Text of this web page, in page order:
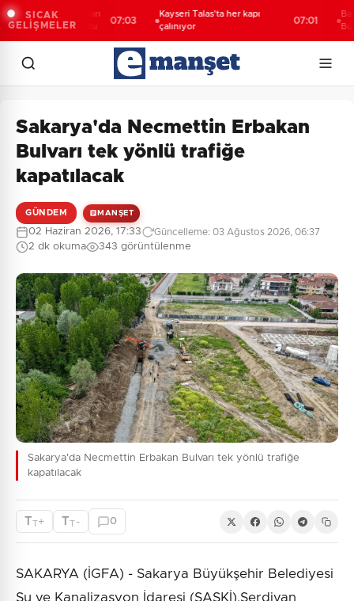
SICAK
GELİŞMELER
takımları
buluştu
Kayseri Talas'ta her kapı
çalınıyor
Başkan
Sakarya'da Necmettin Erbakan
Bulvarı tek yönlü trafiğe
kapatılacak
GÜNDEM MANŞET
02 Haziran 2026, 17:33 Güncelleme: 03 Ağustos 2026, 06:37
2 dk okuma 343 görüntülenme
Sakarya'da Necmettin Erbakan Bulvarı tek yönlü trafiğe
kapatılacak
TT+ TT - 0
SAKARYA (İGFA) - Sakarya Büyükşehir Belediyesi
Su ve Kanalizasyon İdaresi (SASKİ),Serdivan